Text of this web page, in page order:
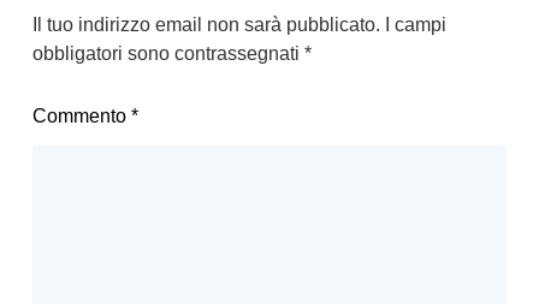
Il tuo indirizzo email non sarà pubblicato.
I campi
obbligatori sono contrassegnati *
Commento *